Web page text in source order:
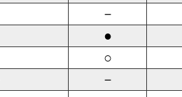
－
●
○
－